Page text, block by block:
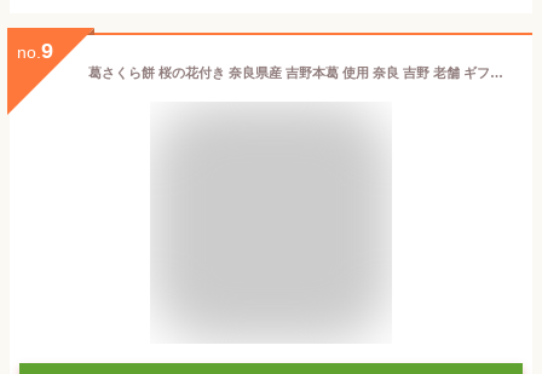
no. 9
葛さくら餅 桜の花付き 奈良県産 吉野本葛 使用 奈良 吉野 老舗 ギフト ラッピング 対応可